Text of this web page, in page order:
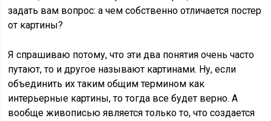
задать вам вопрос: а чем собственно отличается постер
от картины?
Я спрашиваю потому, что эти два понятия очень часто
путают, то и другое называют картинами. Ну, если
объединить их таким общим термином как
интерьерные картины, то тогда все будет верно. А
вообще живописью является только то, что создается